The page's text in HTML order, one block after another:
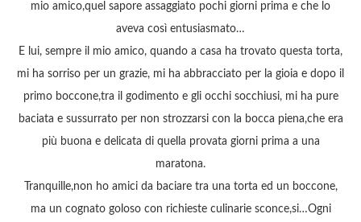
mio amico,quel sapore assaggiato pochi giorni prima e che lo
aveva così entusiasmato…
E lui, sempre il mio amico, quando a casa ha trovato questa torta,
mi ha sorriso per un grazie, mi ha abbracciato per la gioia e dopo il
primo boccone,tra il godimento e gli occhi socchiusi, mi ha pure
baciata e sussurrato per non strozzarsi con la bocca piena,che era
più buona e delicata di quella provata giorni prima a una
maratona.
Tranquille,non ho amici da baciare tra una torta ed un boccone,
ma un cognato goloso con richieste culinarie sconce,si…Ogni